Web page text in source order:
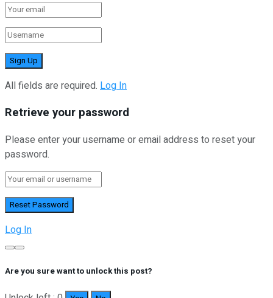
All fields are required. Log In
Retrieve your password
Please enter your username or email address to reset your
password.
Log In
Are you sure want to unlock this post?